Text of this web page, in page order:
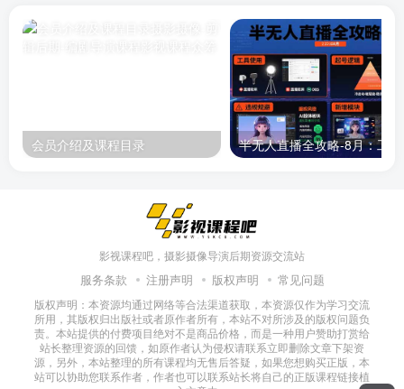
会员介绍及课程目录
影视课程吧，摄影摄像导演后期资源交流站
服务条款 注册声明 版权声明 常见问题
版权声明：本资源均通过网络等合法渠道获取，本资源仅作为学习交流
所用，其版权归出版社或者原作者所有，本站不对所涉及的版权问题负
责。本站提供的付费项目绝对不是商品价格，而是一种用户赞助打赏给
站长整理资源的回馈，如原作者认为侵权请联系立即删除文章下架资
源，另外，本站整理的所有课程均无售后答疑，如果您想购买正版，本
站可以协助您联系作者，作者也可以联系站长将自己的正版课程链接植